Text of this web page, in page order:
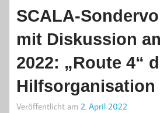
SCALA-
mit Diskussion
2022: „Route 4“
Hilfsorganisation
Veröffentlicht am 2. April 2022